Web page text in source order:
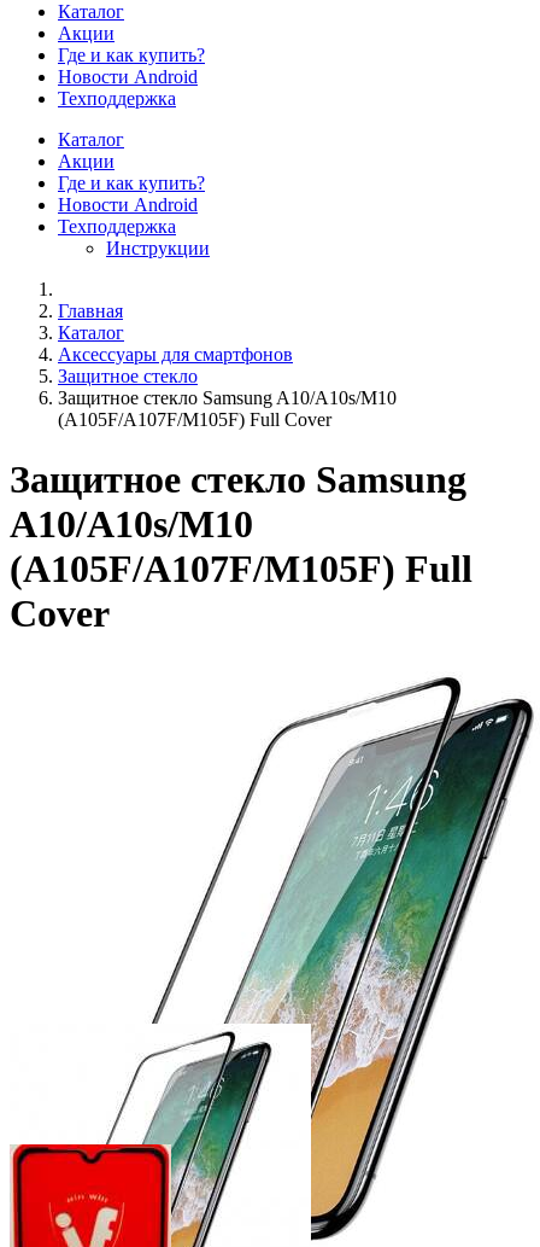
Каталог
Акции
Где и как купить?
Новости Android
Техподдержка
Каталог
Акции
Где и как купить?
Новости Android
Техподдержка
Инструкции
Главная
Каталог
Аксессуары для смартфонов
Защитное стекло
Защитное стекло Samsung A10/A10s/M10
(A105F/A107F/M105F) Full Cover
Защитное стекло Samsung
A10/A10s/M10
(A105F/A107F/M105F) Full
Cover